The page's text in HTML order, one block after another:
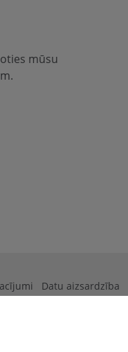
mūsu
Datu aizsardzība